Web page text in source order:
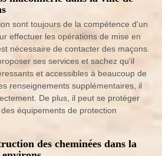
sont toujours de la compétence d'un
effectuer les opérations de mise en
nécessaire de contacter des maçons.
ses services et sachez qu'il
et accessibles à beaucoup de
renseignements supplémentaires, il
De plus, il peut se protéger
équipements de protection
des cheminées dans la